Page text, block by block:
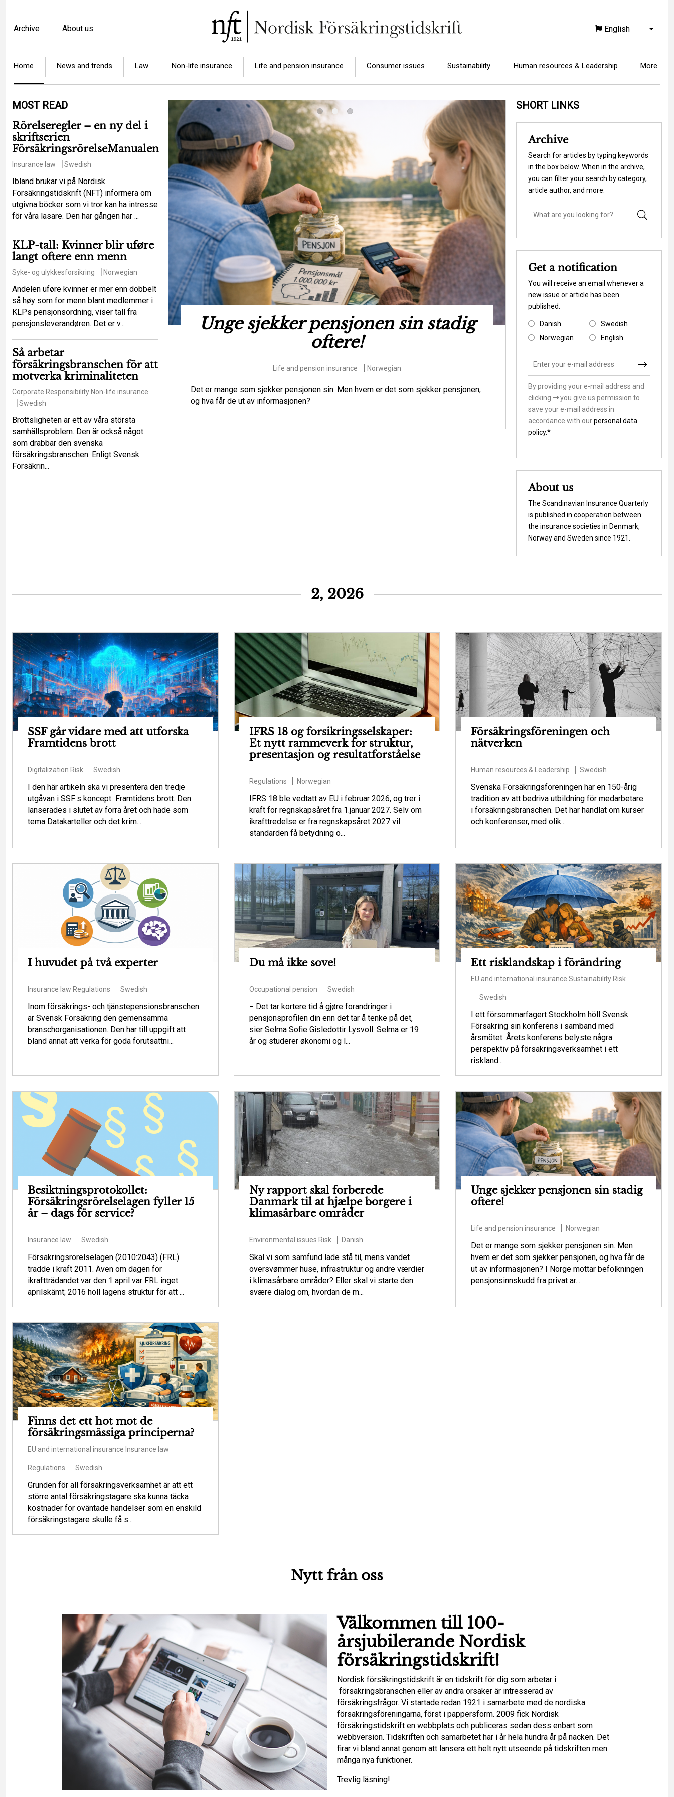
mainTop
menu
Archive About us English List
Article
categories
Home News and trends Law Non-life insurance Life and pension insurance Consumer issues Sustainability Human resources & Leadership More
MOST READ
Rörelseregler – en ny del i
skriftserien
FörsäkringsrörelseManualen
Insurance law Swedish
Ibland brukar vi på Nordisk
Försäkringstidskrift (NFT) informera om
utgivna böcker som vi tror kan ha intresse
för våra läsare. Den här gången har ...
KLP-tall: Kvinner blir uføre
langt oftere enn menn
Syke- og ulykkesforsikring Norwegian
Andelen uføre kvinner er mer enn dobbelt
så høy som for menn blant medlemmer i
KLPs pensjonsordning, viser tall fra
pensjonsleverandøren. Det er v...
Så arbetar
försäkringsbranschen för att
motverka kriminaliteten
Corporate Responsibility Non-life insurance
Swedish
Brottsligheten är ett av våra största
samhällsproblem. Den är också något
som drabbar den svenska
försäkringsbranschen. Enligt Svensk
Försäkrin...
hot mot de
principerna?
lawRegulations Swedish
ett större antal försäkringstagare ska
som en enskild försäkringstagare
Unge sjekker pensjonen sin stadig
oftere!
Life and pension insurance Norwegian
Det er mange som sjekker pensjonen sin. Men hvem er det som sjekker pensjonen,
og hva får de ut av informasjonen?
Ny rapport
Danmark til at
Environmental
Skal vi som samfund lade stå til, mens
andre værdier i klimasårbare områder?
hvordan de m...
SHORT LINKS
Archive
Search for articles by typing keywords
in the box below. When in the archive,
you can filter your search by category,
article author, and more.
Get a notification
You will receive an email whenever a
new issue or article has been
published.
Danish
Swedish
Norwegian
English
By providing your e-mail address and
clicking
you give us permission to
save your e-mail address in
accordance with ourpersonal data
policy.*
About us
The Scandinavian Insurance Quarterly
is published in cooperation between
the insurance societies in Denmark,
Norway and Sweden since 1921.
2, 2026
SSF går vidare med att utforska
Framtidens brott
Digitalization Risk Swedish
I den här artikeln ska vi presentera den tredje
utgåvan i SSF:s koncept Framtidens brott. Den
lanserades i slutet av förra året och hade som
tema Datakarteller och det krim...
IFRS 18 og forsikringsselskaper:
Et nytt rammeverk for struktur,
presentasjon og resultatforståelse
Regulations Norwegian
IFRS 18 ble vedtatt av EU i februar 2026, og trer i
kraft for regnskapsåret fra 1.januar 2027. Selv om
ikrafttredelse er fra regnskapsåret 2027 vil
standarden få betydning o...
Försäkringsföreningen och
nätverken
Human resources & Leadership Swedish
Svenska Försäkringsföreningen har en 150-årig
tradition av att bedriva utbildning för medarbetare
i försäkringsbranschen. Det har handlat om kurser
och konferenser, med olik...
I huvudet på två experter
Insurance law Regulations Swedish
Inom försäkrings- och tjänstepensionsbranschen
är Svensk Försäkring den gemensamma
branschorganisationen. Den har till uppgift att
bland annat att verka för goda förutsättni...
Du må ikke sove!
Occupational pension Swedish
− Det tar kortere tid å gjøre forandringer i
pensjonsprofilen din enn det tar å tenke på det,
sier Selma Sofie Gisledottir Lysvoll. Selma er 19
år og studerer økonomi og l...
Ett risklandskap i förändring
EU and international insurance Sustainability Risk
Swedish
I ett försommarfagert Stockholm höll Svensk
Försäkring sin konferens i samband med
årsmötet. Årets konferens belyste några
perspektiv på försäkringsverksamhet i ett
riskland...
Besiktningsprotokollet:
Försäkringsrörelselagen fyller 15
år – dags för service?
Insurance law Swedish
Försäkringsrörelselagen (2010:2043) (FRL)
trädde i kraft 2011. Även om dagen för
ikraftträdandet var den 1 april var FRL inget
aprilskämt; 2016 höll lagens struktur för att ...
Ny rapport skal forberede
Danmark til at hjælpe borgere i
klimasårbare områder
Environmental issues Risk Danish
Skal vi som samfund lade stå til, mens vandet
oversvømmer huse, infrastruktur og andre værdier
i klimasårbare områder? Eller skal vi starte den
svære dialog om, hvordan de m...
Unge sjekker pensjonen sin stadig
oftere!
Life and pension insurance Norwegian
Det er mange som sjekker pensjonen sin. Men
hvem er det som sjekker pensjonen, og hva får de
ut av informasjonen? I Norge mottar befolkningen
pensjonsinnskudd fra privat ar...
Finns det ett hot mot de
försäkringsmässiga principerna?
EU and international insurance Insurance law
Regulations Swedish
Grunden för all försäkringsverksamhet är att ett
större antal försäkringstagare ska kunna täcka
kostnader för oväntade händelser som en enskild
försäkringstagare skulle få s...
Nytt från oss
Välkommen till 100-
årsjubilerande Nordisk
försäkringstidskrift!
Nordisk försäkringstidskrift är en tidskrift för dig som arbetar i
försäkringsbranschen eller av andra orsaker är intresserad av
försäkringsfrågor. Vi startade redan 1921 i samarbete med de nordiska
försäkringsföreningarna, först i pappersform. 2009 fick Nordisk
försäkringstidskrift en webbplats och publiceras sedan dess enbart som
webbversion. Tidskriften och samarbetet har i år hela hundra år på nacken. Det
firar vi bland annat genom att lansera ett helt nytt utseende på tidskriften men
många nya funktioner.
Trevlig läsning!